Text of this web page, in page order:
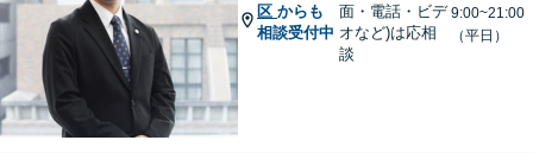
区 からも
相談受付中
面・電話・ビデ
オなど)は応相
談
9:00~21:00
（平日）